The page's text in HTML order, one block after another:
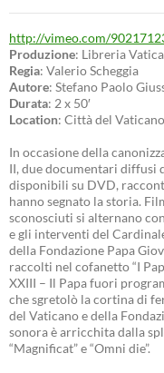
http://vimeo.com/
Produzione: Libreria
Regia: Valerio Scheggia
Autore: Stefano Paolo
Durata: 2 x 50′
Location: Città del
In occasione della
II, due documentari diffusi
disponibili su DVD,
hanno segnato la storia.
sconosciuti si alternano
e gli interventi del
della Fondazione Papa
raccolti nel cofanetto “I
XXIII – Il Papa fuori
che sgretolò la cortina di
del Vaticano e della
sonora è arricchita dalla
“Magnificat” e “Omni die”.